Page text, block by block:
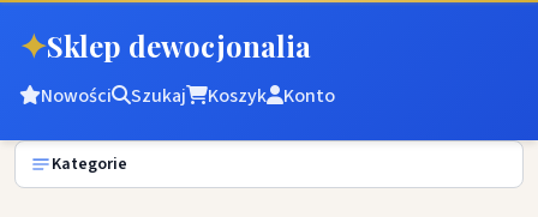
✦Sklep dewocjonalia
Nowości Szukaj Koszyk Konto
Kategorie